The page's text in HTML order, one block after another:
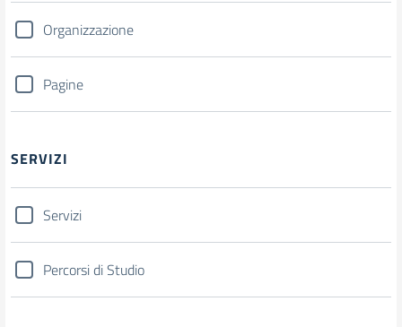
Organizzazione
Pagine
SERVIZI
Servizi
Percorsi di Studio